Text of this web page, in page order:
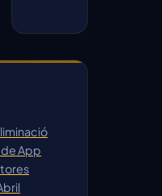
de App